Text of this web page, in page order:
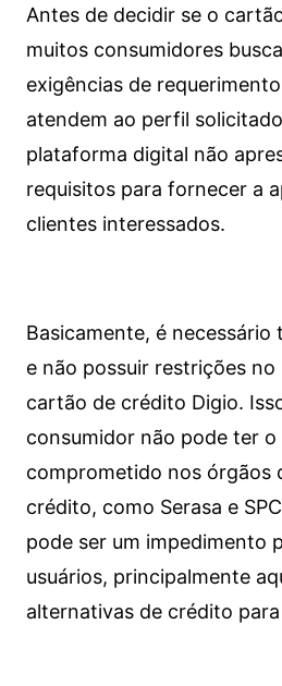
Antes de decidir se o
muitos consumidores
exigências de
atendem ao perfil
plataforma digital não
requisitos para fornecer a
clientes interessados.
Basicamente, é necessário
e não possuir restrições no
cartão de crédito Digio.
consumidor não pode ter o
comprometido nos órgãos
crédito, como Serasa e
pode ser um impedimento
usuários, principalmente
alternativas de crédito